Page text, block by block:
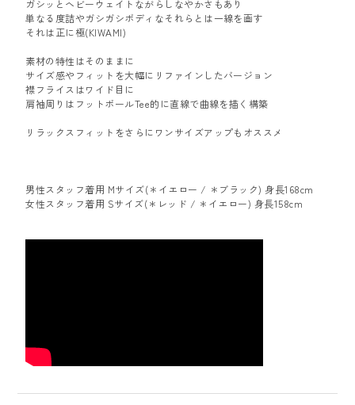
ガシッとヘビーウェイトながらしなやかさもあり
単なる度詰やガシガシボディなそれらとは一線を画す
それは正に極(KIWAMI)
素材の特性はそのままに
サイズ感やフィットを大幅にリファインしたバージョン
襟フライスはワイド目に
肩袖周りはフットボールTee的に直線で曲線を描く構築
リラックスフィットをさらにワンサイズアップもオススメ
男性スタッフ着用 Mサイズ(＊イエロー / ＊ブラック) 身長168cm
女性スタッフ着用 Sサイズ(＊レッド / ＊イエロー) 身長158cm